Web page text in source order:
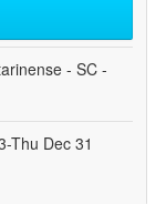
- SC -
Thu Dec 31